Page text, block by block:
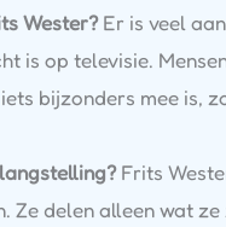
Wester?Er is veel
is op televisie.
bijzonders mee is,
Frits
Ze delen alleen wat